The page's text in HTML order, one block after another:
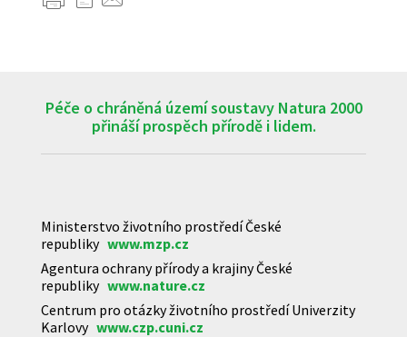
Péče o chráněná území soustavy Natura 2000
přináší prospěch přírodě i lidem.
Ministerstvo životního prostředí České
republiky www.mzp.cz
Agentura ochrany přírody a krajiny České
republiky www.nature.cz
Centrum pro otázky životního prostředí Univerzity
Karlovy www.czp.cuni.cz